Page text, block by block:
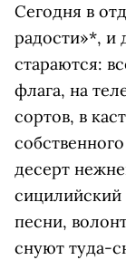
Сегодня в
радости»*, и
стараются:
флага, на
сортов, в
десерт
сицилийский
песни,
снуют туда-